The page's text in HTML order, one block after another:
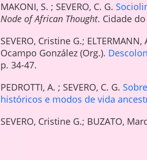
MAKONI, S. ; SEVERO, C. G.
Node of African Thought. Cidade
SEVERO, Cristine G.;
Ocampo González (Org.).
p. 34-47.
PEDROTTI, A. ; SEVERO, C. G.
históricos e modos de vida
SEVERO, Cristine G.; BUZATO,